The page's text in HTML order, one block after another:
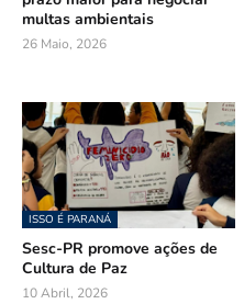
multas ambientais
26 Maio, 2026
ISSO É PARANÁ
Sesc-PR promove ações de
Cultura de Paz
10 Abril, 2026